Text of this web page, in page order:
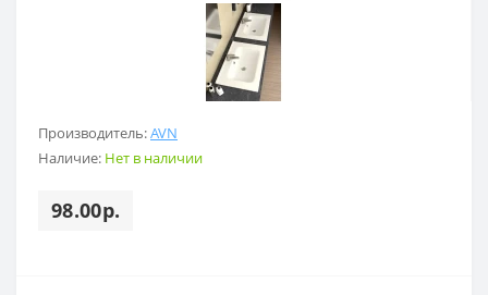
Производитель:AVN
Наличие: Нет в наличии
98.00р.